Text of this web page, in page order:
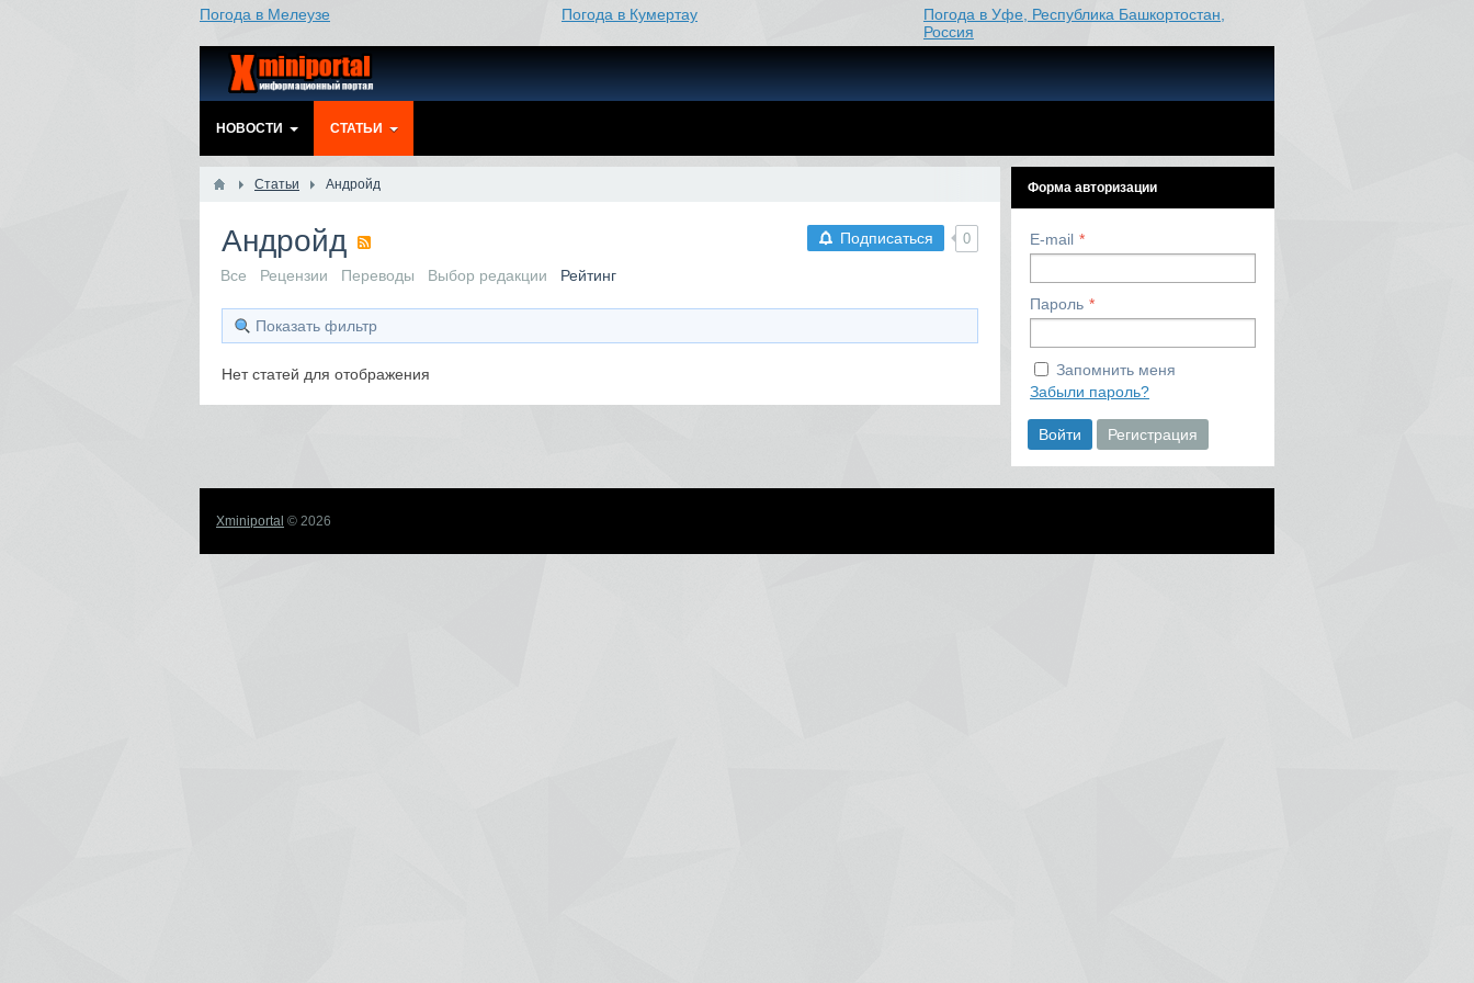
Погода в Мелеузе Погода в Кумертау
Погода в Уфе, Республика Башкортостан,
Россия
НОВОСТИ СТАТЬИ
Статьи Андройд
Подписаться 0
Андройд
Все Рецензии Переводы Выбор редакции Рейтинг
Показать фильтр
Нет статей для отображения
Форма авторизации
E-mail
Пароль
Запомнить меня
Забыли пароль?
Войти Регистрация
Xminiportal © 2026